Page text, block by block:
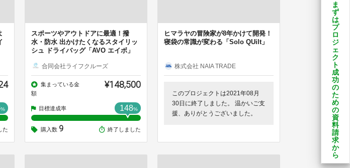
%
た
スポーツやアウトドアに最適！撥
水・防水 出かけたくなるスタイリッ
シュ ドライバッグ「AVO エイボ」
合同会社ライフクルーズ
集まっている金
額
¥148,500
目標達成率 148%
購入数 9 終了しました
ヒマラヤの冒険家が8年かけて開発！
寝袋の常識が変わる「Solo QUilt」
株式会社 NAIA TRADE
このプロジェクトは2021年08月
30日に終了しました。 温かいご支
援、ありがとうございました。
ま
ず
は
プ
ロ
ジ
ェ
ク
ト
成
功
の
た
め
の
資
料
請
求
か
ら